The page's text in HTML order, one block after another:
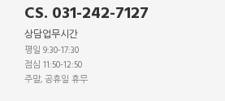
CS. 031-242-7127
상담업무시간
평일 9:30-17:30
점심 11:50-12:50
주말, 공휴일 휴무